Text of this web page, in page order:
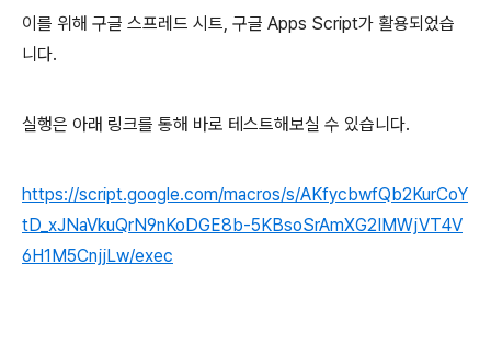
이를 위해 구글 스프레드 시트, 구글 Apps Script가 활용되었습
니다.
실행은 아래 링크를 통해 바로 테스트해보실 수 있습니다.
https://script.google.com/macros/s/AKfycbwfQb2KurCoY
tD_xJNaVkuQrN9nKoDGE8b-5KBsoSrAmXG2IMWjVT4V
6H1M5CnjjLw/exec